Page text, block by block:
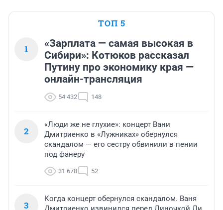
ТОП 5
1
«Зарплата — самая высокая в
Сибири»: Котюков рассказал
Путину про экономику края —
онлайн-трансляция
54 432 148
2
«Люди же не глухие»: концерт Вани
Дмитриенко в «Лужниках» обернулся
скандалом — его сестру обвинили в пении
под фанеру
31 678 52
3
Когда концерт обернулся скандалом. Ваня